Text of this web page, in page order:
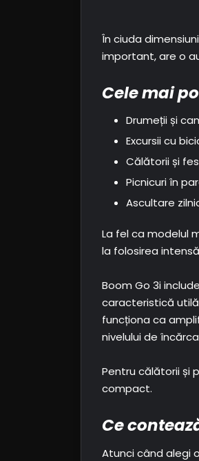
În ciuda
important, are o
Cele mai
Drumeții și
Excursii cu
Călătorii și
Picnicuri în
Ascultare
La fel ca modelul
la folosirea
Boom Go 3i
caracteristică
funcționa ca
nivelului de
Pentru călătorii și
compact.
Ce
Atunci când alegi